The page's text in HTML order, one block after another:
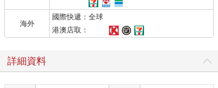
海外
國際快遞：全球
港澳店取：
詳細資料